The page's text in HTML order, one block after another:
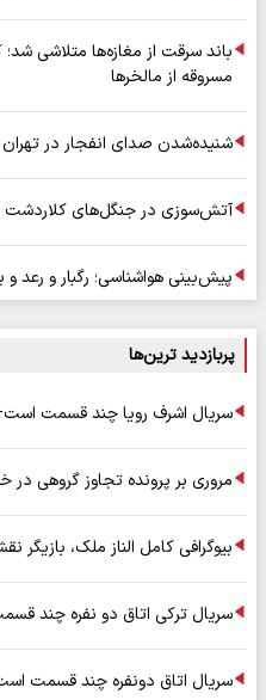
مسروقه از مالخرها
شنیده‌شدن صدای انفجار در تهران
آتش‌سوزی در جنگل‌های کلاردشت
پیش‌بینی هواشناسی؛ رگبار و رعد و
پربازدید ترین‌ها
سریال اشرف رویا چند قسمت
مروری بر پرونده تجاوز گروهی در
بیوگرافی کامل الناز ملک، بازیگر
سریال ترکی اتاق دو نفره چند
سریال اتاق دونفره چند قسمت